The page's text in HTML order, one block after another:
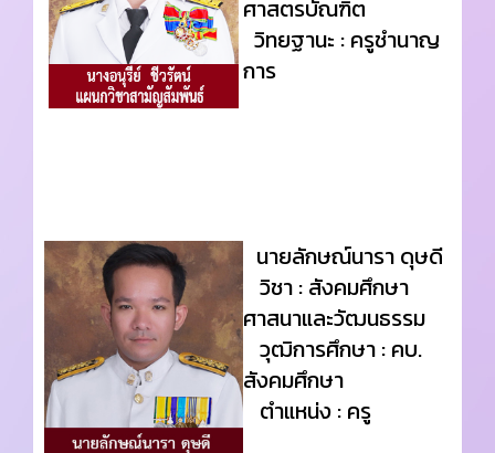
ศาสตรบัณฑิต
วิทยฐานะ : ครูชำนาญ
การ
นายลักษณ์นารา ดุษดี
วิชา : สังคมศึกษา
ศาสนาและวัฒนธรรม
วุฒิการศึกษา : คบ.
สังคมศึกษา
ตำแหน่ง : ครู